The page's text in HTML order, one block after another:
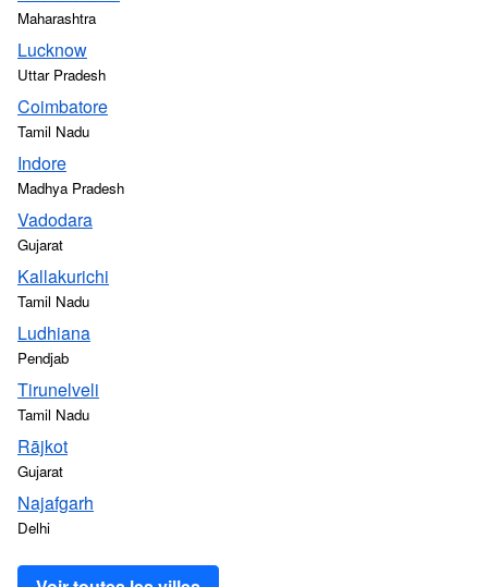
Maharashtra
Lucknow
Uttar Pradesh
Coimbatore
Tamil Nadu
Indore
Madhya Pradesh
Vadodara
Gujarat
Kallakurichi
Tamil Nadu
Ludhiana
Pendjab
Tirunelveli
Tamil Nadu
Rājkot
Gujarat
Najafgarh
Delhi